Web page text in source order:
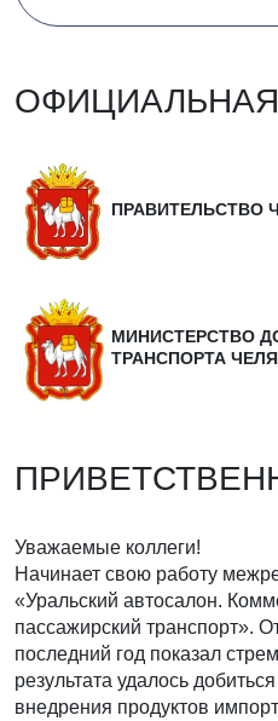
ПРАВИТЕЛЬСТВО
МИНИСТЕРСТВО
ТРАНСПОРТА
Уважаемые коллеги!
Начинает свою работу
«Уральский автосалон.
пассажирский транспорт».
последний год показал
результата удалось
внедрения продуктов